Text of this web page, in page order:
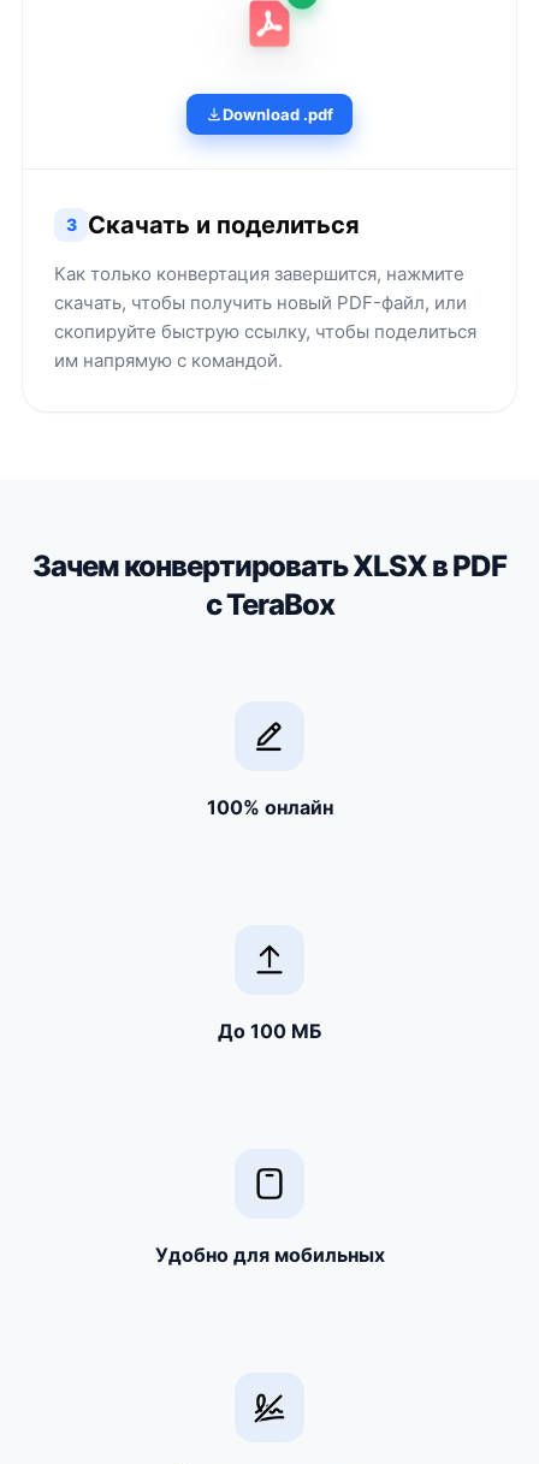
Download .pdf
3 Скачать и поделиться
Как только конвертация завершится, нажмите
скачать, чтобы получить новый PDF-файл, или
скопируйте быструю ссылку, чтобы поделиться
им напрямую с командой.
Зачем конвертировать XLSX в PDF
с TeraBox
100% онлайн
До 100 МБ
Удобно для мобильных